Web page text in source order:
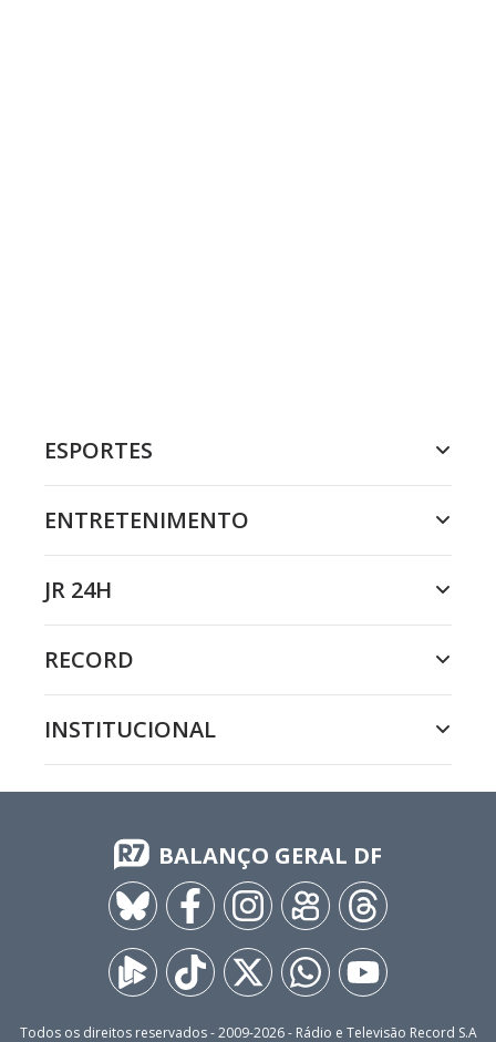
ESPORTES
ENTRETENIMENTO
JR 24H
RECORD
INSTITUCIONAL
BALANÇO GERAL DF
Todos os direitos reservados - 2009-2026- Rádio e Televisão Record S.A